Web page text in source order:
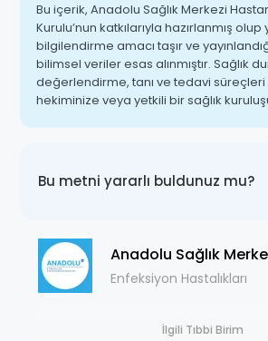
Bu içerik, Anadolu Sağlık Merkezi
Kurulu’nun katkılarıyla hazırlanmış
bilgilendirme amacı taşır ve
bilimsel veriler esas alınmıştır. Sağlık
değerlendirme, tanı ve tedavi
hekiminize veya yetkili bir sağlık
Bu metni yararlı buldunuz mu?
Anadolu Sağlık
Enfeksiyon Hastalıkları
İlgili Tıbbi Birim